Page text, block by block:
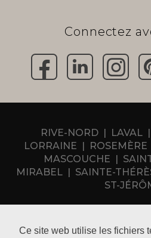
Ce site web utilise les fichiers
Connectez
RIVE-NORD LAVAL
LORRAINE
ROSEMÈRE
MASCOUCHE
MIRABEL
SAINTE-
ST-